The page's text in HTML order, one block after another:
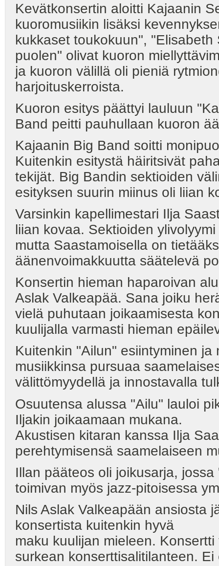
Kevätkonsertin aloitti Kajaanin
kuoromusiikin lisäksi
kukkaset toukokuun",
puolen" olivat kuoron
ja kuoron välillä oli pieniä
harjoituskerroista.
Kuoron esitys päättyi lauluun
Band peitti pauhullaan kuoron
Kajaanin Big Band soitti
Kuitenkin esitystä häiritsivät
tekijät. Big Bandin sektioiden
esityksen suurin miinus oli liian
Varsinkin kapellimestari Ilja
liian kovaa. Sektioiden
mutta Saastamoisella on
äänenvoimakkuutta säätelevä
Konsertin hieman haparoivan
Aslak Valkeapää. Sana joiku
vielä puhutaan joikaamisesta
kuulijalla varmasti hieman
Kuitenkin "Ailun" esiintyminen
musiikkinsa pursuaa
välittömyydellä ja innostavalla
Osuutensa alussa "Ailu" lauloi
Iljakin joikaamaan mukana.
Akustisen kitaran kanssa Ilja
perehtymisensä saamelaiseen
Illan pääteos oli joikusarja,
toimivan myös jazz-pitoisessa
Nils Aslak Valkeapään ansiosta
konsertista kuitenkin hyvä
maku kuulijan mieleen.
surkean konserttisalitilanteen.